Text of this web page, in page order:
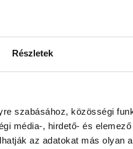
Részletek
szabásához, közösségi
média-, hirdető- és
az adatokat más olyan